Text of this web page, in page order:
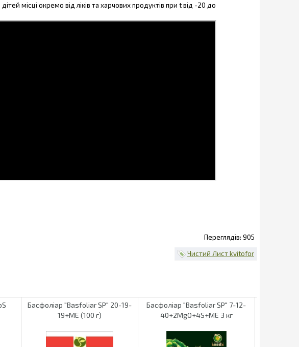
місці окремо від ліків та харчових продуктів при t від -20 до
905
Чистий Лист kvitofor
Басфоліар "Basfoliar SP" 20-19-
19+ME (100 г)
Басфоліар "Basfoliar SP" 7-12-
40+2MgO+4S+ME 3 кг